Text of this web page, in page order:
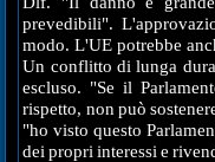
prevedibili".
modo. L'UE potrebbe
Un conflitto di lunga
escluso. "Se il
rispetto, non può
"ho visto questo
dei propri interessi e